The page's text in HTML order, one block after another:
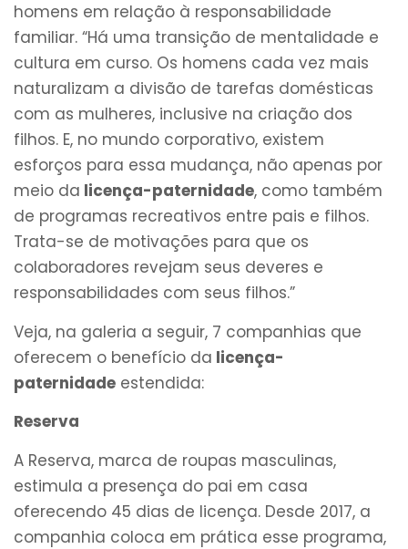
homens em relação à responsabilidade
familiar. “Há uma transição de mentalidade e
cultura em curso. Os homens cada vez mais
naturalizam a divisão de tarefas domésticas
com as mulheres, inclusive na criação dos
filhos. E, no mundo corporativo, existem
esforços para essa mudança, não apenas por
meio da licença-paternidade, como também
de programas recreativos entre pais e filhos.
Trata-se de motivações para que os
colaboradores revejam seus deveres e
responsabilidades com seus filhos.”
Veja, na galeria a seguir, 7 companhias que
oferecem o benefício da licença-
paternidade estendida:
Reserva
A Reserva, marca de roupas masculinas,
estimula a presença do pai em casa
oferecendo 45 dias de licença. Desde 2017, a
companhia coloca em prática esse programa,